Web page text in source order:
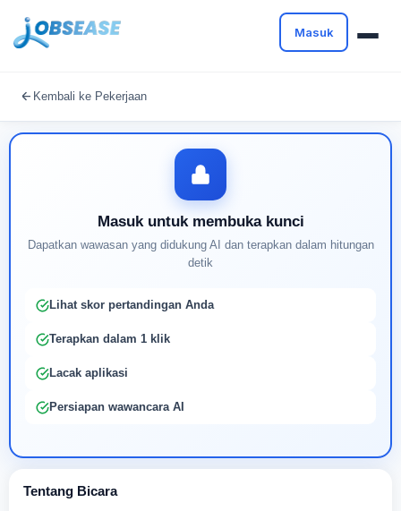
Masuk
Kembali ke Pekerjaan
Masuk untuk membuka kunci
Dapatkan wawasan yang didukung AI dan terapkan dalam hitungan
detik
Lihat skor pertandingan Anda
Terapkan dalam 1 klik
Lacak aplikasi
Persiapan wawancara AI
Tentang Bicara
Buat profil Anda untuk membuka kunci pencocokan